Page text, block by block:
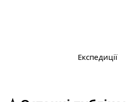
Експедиції